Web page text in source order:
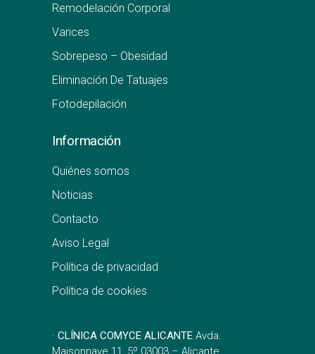
Remodelación Corporal
Varices
Sobrepeso – Obesidad
Eliminación De Tatuajes
Fotodepilación
Información
Quiénes somos
Noticias
Contacto
Aviso Legal
Política de privacidad
Política de cookies
· CLÍNICA COMYCE ALICANTE Avda.
Maisonnave 11, 5º 03003 – Alicante